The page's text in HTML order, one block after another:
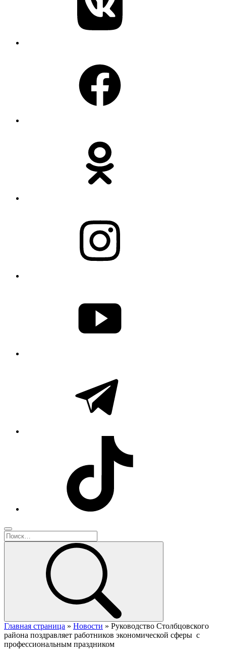
Главная страница » Новости » Руководство Столбцовского
района поздравляет работников экономической сферы с
профессиональным праздником